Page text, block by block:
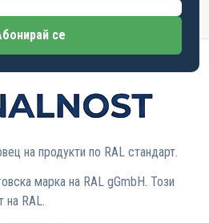
се
на продукти по RAL стандарт.
марка на RAL gGmbH. Този
на RAL.